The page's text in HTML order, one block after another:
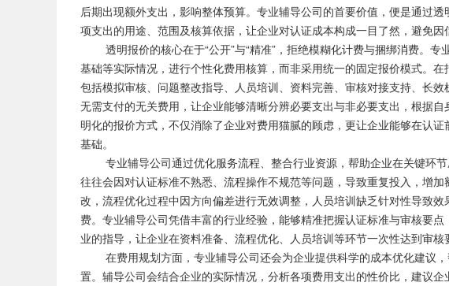
后期出现额外支出，影响整体预算。专业辅导公司的首要价值，便是通过
项支出的用途、范围及核算依据，让企业对认证成本构成一目了然，避免因
透明报价的核心在于“公开”与“精准”，拒绝模糊化计费与捆绑消费。专
基础等实际情况，进行个性化费用核算，而非采用统一的固定报价模式。
包括模拟审核、问题整改指导、人员培训、资料完善、审核对接支持、长
无需支付的无关费用，让企业能够清晰分辨必要支出与非必要支出，根据
明化的报价方式，不仅消除了企业对费用猫腻的顾虑，更让企业能够在认
基础。
专业辅导公司通过优化服务流程、整合行业资源，帮助企业在关键环节
往往会因对认证标准不熟悉、流程操作不规范等问题，导致重复投入，增
改，流程优化过程中因方向偏差进行无效调整，人员培训缺乏针对性导致
费。专业辅导公司凭借丰富的行业经验，能够精准把握认证标准与审核要
业的指导，让企业在资料准备、流程优化、人员培训等环节一次性达到审
在费用规划方面，专业辅导公司还会为企业提供科学的成本优化建议
置。辅导公司会结合企业的实际情况，分析各项费用支出的性价比，建议